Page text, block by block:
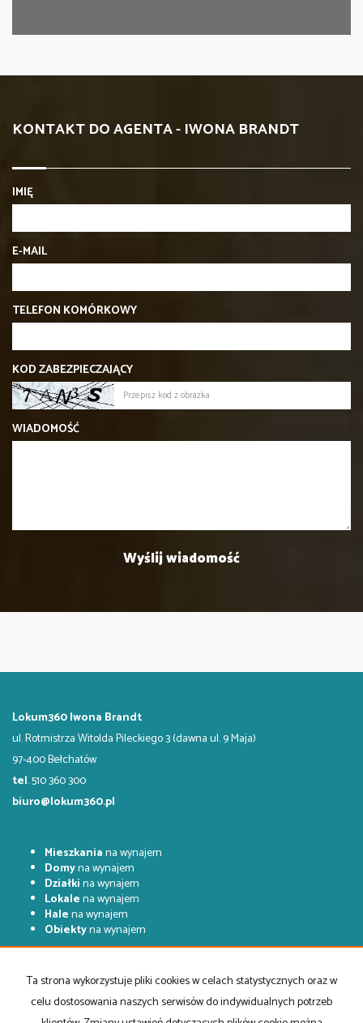
KONTAKT DO AGENTA - IWONA BRANDT
IMIĘ
E-MAIL
TELEFON KOMÓRKOWY
KOD ZABEZPIECZAJĄCY
WIADOMOŚĆ
Lokum360 Iwona Brandt
ul. Rotmistrza Witolda Pileckiego 3 (dawna ul. 9 Maja)
97-400 Bełchatów
tel. 510 360 300
biuro@lokum360.pl
Mieszkaniana wynajem
Domyna wynajem
Działkina wynajem
Lokalena wynajem
Halena wynajem
Obiektyna wynajem
Domy
na sprzedaż
Działkina sprzedaż
Lokalena sprzedaż
Halena sprzedaż
Ta strona wykorzystuje pliki cookies w celach statystycznych oraz w
celu dostosowania naszych serwisów do indywidualnych potrzeb